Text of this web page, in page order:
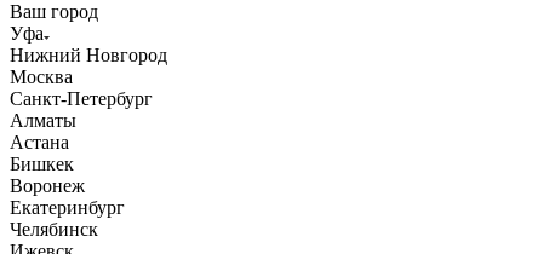
Ваш город
Уфа
Нижний Новгород
Москва
Санкт-Петербург
Алматы
Астана
Бишкек
Воронеж
Екатеринбург
Челябинск